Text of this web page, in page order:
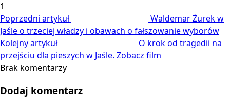
1
Poprzedni artykuł
Waldemar Żurek w
Jaśle o trzeciej władzy i obawach o fałszowanie wyborów
Kolejny artykuł
O krok od tragedii na
przejściu dla pieszych w Jaśle. Zobacz film
Brak komentarzy
Dodaj komentarz